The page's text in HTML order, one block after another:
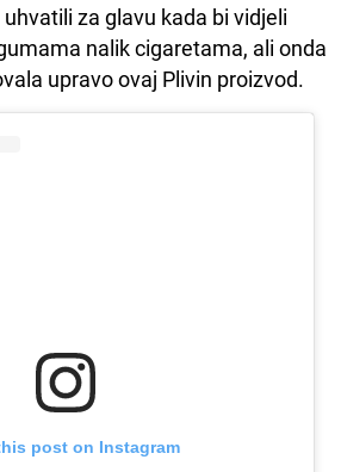
za glavu kada bi vidjeli
nalik cigaretama, ali onda
upravo ovaj Plivin proizvod.
post on Instagram